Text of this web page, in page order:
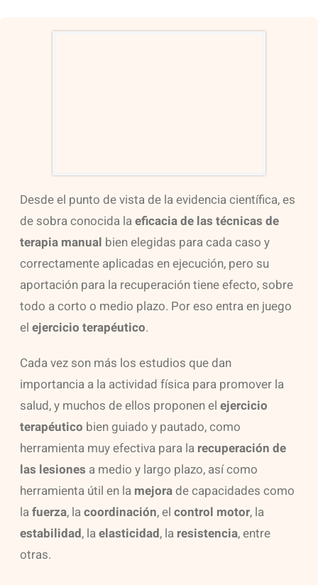
Desde el punto de vista de la evidencia científica, es
de sobra conocida laeficacia de las técnicas de
terapia manual bien elegidas para cada caso y
correctamente aplicadas en ejecución, pero su
aportación para la recuperación tiene efecto, sobre
todo a corto o medio plazo. Por eso entra en juego
elejercicio terapéutico.
Cada vez son más los estudios que dan
importancia a la actividad física para promover la
salud, y muchos de ellos proponen elejercicio
terapéutico bien guiado y pautado, como
herramienta muy efectiva para la recuperación de
las lesiones a medio y largo plazo, así como
herramienta útil en la mejorade capacidades como
lafuerza, lacoordinación, elcontrol motor, la
estabilidad, laelasticidad, la resistencia, entre
otras.